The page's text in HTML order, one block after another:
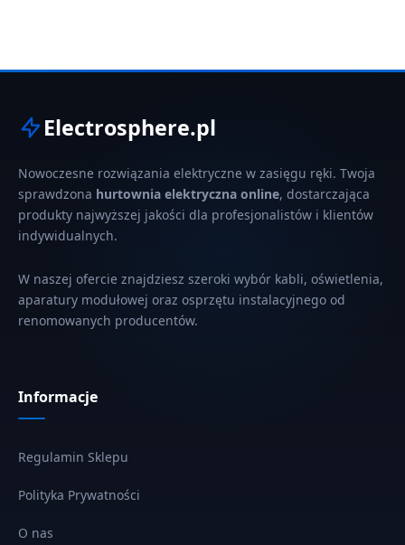
Electrosphere.pl
Nowoczesne rozwiązania elektryczne w zasięgu ręki. Twoja
sprawdzona hurtownia elektryczna online, dostarczająca
produkty najwyższej jakości dla profesjonalistów i klientów
indywidualnych.
W naszej ofercie znajdziesz szeroki wybór kabli, oświetlenia,
aparatury modułowej oraz osprzętu instalacyjnego od
renomowanych producentów.
Informacje
Regulamin Sklepu
Polityka Prywatności
O nas